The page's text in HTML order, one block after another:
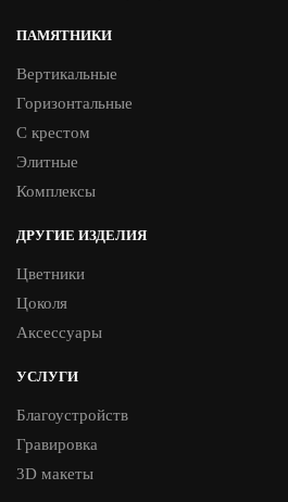
ПАМЯТНИКИ
Вертикальные
Горизонтальные
С крестом
Элитные
Комплексы
ДРУГИЕ ИЗДЕЛИЯ
Цветники
Цоколя
Аксессуары
УСЛУГИ
Благоустройств
Гравировка
3D макеты